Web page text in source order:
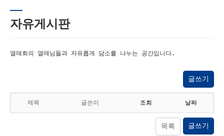
자유게시판
열매회의 열매님들과 자유롭게 담소를 나누는 공간입니다.
글쓰기
제목 글쓴이 조회 날짜
목록 글쓰기